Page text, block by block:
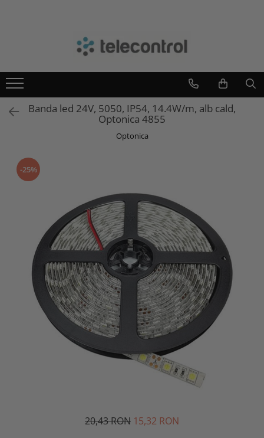
Teletask
IntelightBanda led 24V, 5050, IP54, 14.4W/m, alb cald,
Optonica 4855
Optonica
-25%
20,43 RON 15,32 RON